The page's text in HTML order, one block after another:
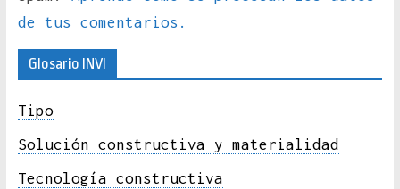
de tus comentarios.
Glosario INVI
Tipo
Solución constructiva y materialidad
Tecnología constructiva